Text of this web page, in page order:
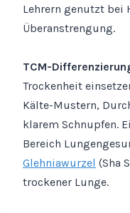
Lehrern genutzt bei
Überanstrengung.
TCM-
Trockenheit
Kälte-Mustern,
klarem Schnupfen.
Bereich
Glehniawurzel (Sha
trockener Lunge.